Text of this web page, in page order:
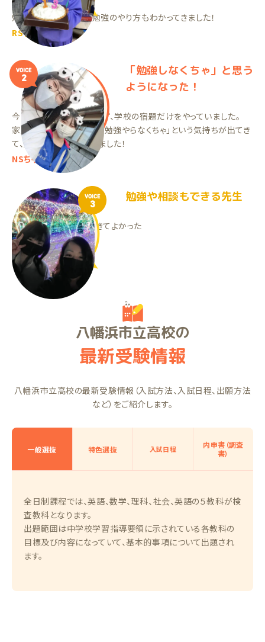
のがいいです！
勉強のやり方やテスト勉強のやり方もわかってきました！
RSちゃん（中1）
VOICE
2
「勉強しなくちゃ」と思う
ようになった！
今まではほとんど勉強せず、学校の宿題だけをやっていました。
家庭教師を始めてから、「勉強やらなくちゃ」という気持ちが出てき
て、勉強する習慣ができました！
NSちゃん（中2）
VOICE
3
勉強や相談もできる先生
親以外の大人と話ができてよかった
ANちゃん（中3）
八幡浜市立高校の
最新受験情報
八幡浜市立高校の最新受験情報（入試方法、入試日程、出願方法
など）をご紹介します。
一般選抜 特色選抜 入試日程
内申書（調査
書）
全日制課程では、英語、数学、理科、社会、英語の５教科が検
査教科となります。
出題範囲は中学校学習指導要領に示されている各教科の
目標及び内容になっていて、基本的事項について出題され
ます。